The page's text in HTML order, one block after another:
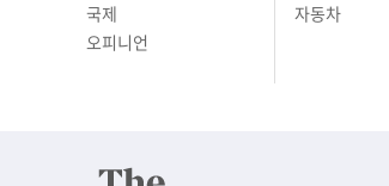
국제
오피니언
자동차